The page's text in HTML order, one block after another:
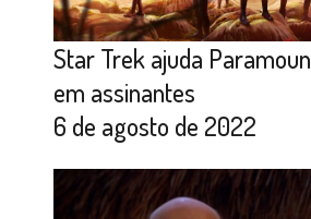
Star Trek ajuda
em assinantes
6 de agosto de 2022